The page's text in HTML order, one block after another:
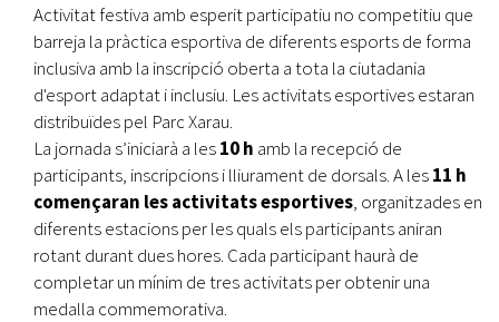
Activitat festiva amb esperit participatiu no competitiu que
barreja la pràctica esportiva de diferents esports de forma
inclusiva amb la inscripció oberta a tota la ciutadania
d'esport adaptat i inclusiu. Les activitats esportives estaran
distribuïdes pel Parc Xarau.
La jornada s’iniciarà a les10 h amb la recepció de
participants, inscripcions i lliurament de dorsals. A les11 h
començaran les activitats esportives, organitzades en
diferents estacions per les quals els participants aniran
rotant durant dues hores. Cada participant haurà de
completar un mínim de tres activitats per obtenir una
medalla commemorativa.